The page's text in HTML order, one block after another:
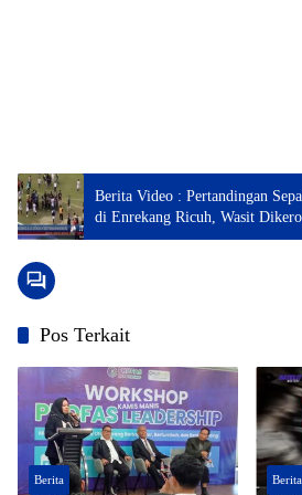
Berita Video : Pertandingan
di Enrekang Ricuh, Wasit
Luka Dilarikan ke RSUD
Pos Terkait
Berita Berita